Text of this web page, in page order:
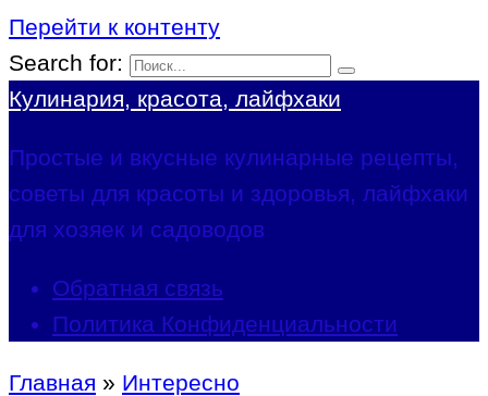
Перейти к контенту
Search for:
Кулинария, красота, лайфхаки
Простые и вкусные кулинарные рецепты,
советы для красоты и здоровья, лайфхаки
для хозяек и садоводов
Обратная связь
Политика Конфиденциальности
Главная » Интересно